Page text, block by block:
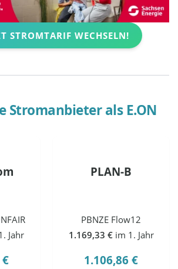
STROMTARIF WECHSELN!
Stromanbieter als E.ON
Jahr
PLAN-B
PBNZE Flow12
1.169,33 € im 1. Jahr
1.106,86 €